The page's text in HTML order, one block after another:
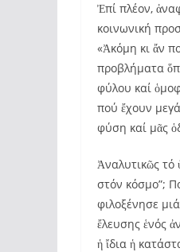
Ἐπί πλέον,
κοινωνική
«Ἀκόμη κι ἄν
προβλήματα
φύλου καί
πού ἔχουν
φύση καί μᾶς
Ἀναλυτικῶς τό
στόν κόσμο”;
φιλοξένησε
ἔλευσης ἑνός
ἡ ἴδια ἡ